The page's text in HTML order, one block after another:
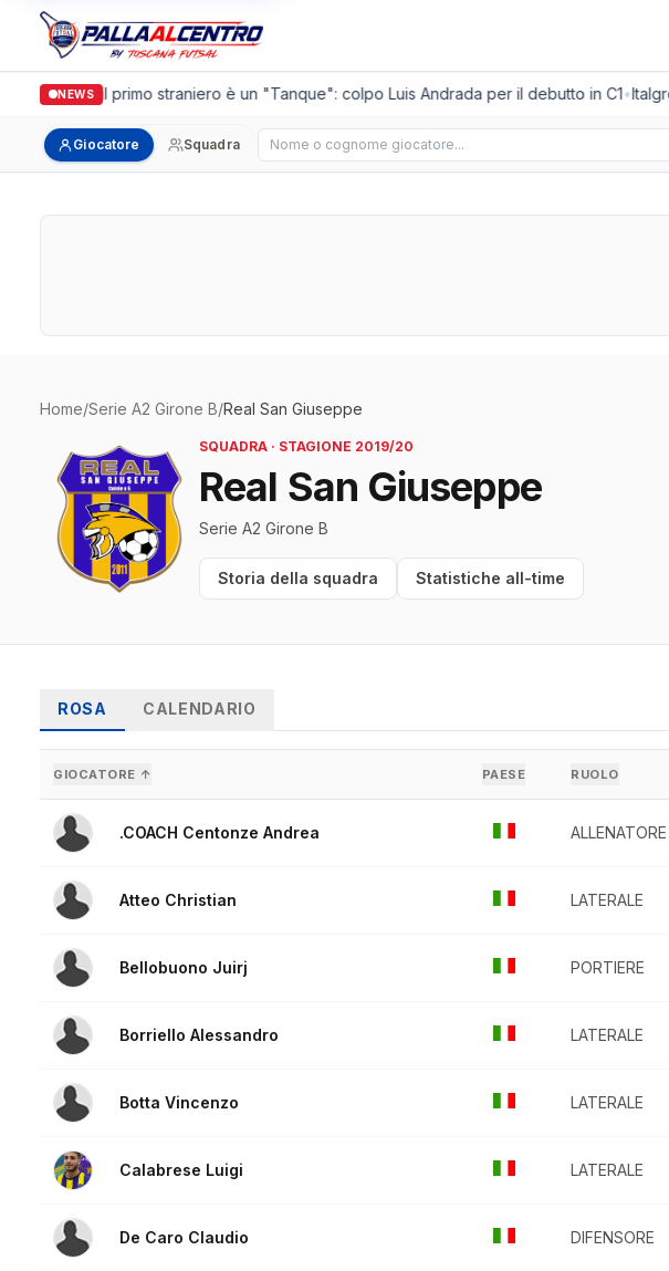
NEWS
Casalguidi, il primo straniero è un "Tanque": colpo Luis Andrada per il debutto in C1•
Giocatore Squadra Cerca giocatore
Home/Serie A2 Girone B/Real San Giuseppe
SQUADRA · STAGIONE 2019/20
Real San Giuseppe
Serie A2 Girone B
Storia della squadra Statistiche all-time
ROSA CALENDARIO
GIOCATORE ↑ PAESE RUOLO
.COACH Centonze Andrea ALLENATORE
Atteo Christian LATERALE
Bellobuono Juirj PORTIERE
Borriello Alessandro LATERALE
Botta Vincenzo LATERALE
Calabrese Luigi LATERALE
De Caro Claudio DIFENSORE